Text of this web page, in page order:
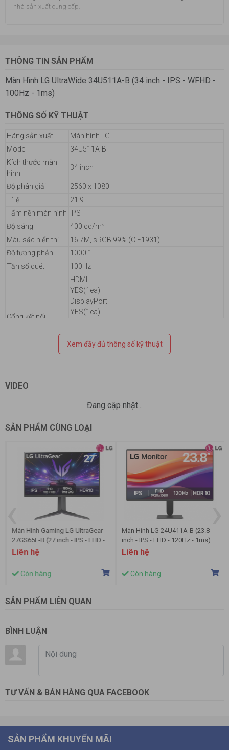
nhà sản xuất cung cấp.
THÔNG TIN SẢN PHẨM
Màn Hình LG UltraWide 34U511A-B (34 inch - IPS - WFHD -
100Hz - 1ms)
THÔNG SỐ KỸ THUẬT
Hãng sản xuất
Màn hình LG
Model
34U511A-B
Kích thước màn
hình
34 inch
Độ phân giải
2560 x 1080
Tỉ lệ
21:9
Tấm nền màn hình
IPS
Độ sáng
400 cd/m²
Màu sắc hiển thị
16.7M, sRGB 99% (CIE1931)
Độ tương phản
1000:1
Tần số quét
100Hz
Cổng kết nối
HDMI
YES(1ea)
DisplayPort
YES(1ea)
1.4
Headphone out
3-pole (Sound Only)
Góc nhìn
Tính năng
YES
Dynamic Action Sync
YES
Black Stabilizer
YES
YES
YES
DisplayHDR™ 400
YES
Power Consumption (Sleep Mode)
Power Consumption (DC Off)
Less than 0.3W
AC Input
Xem đầy đủ thông số kỹ thuật
VIDEO
Đang cập nhật...
SẢN PHẨM CÙNG LOẠI
Màn Hình Gaming LG UltraGear
27GS65F-B (27 inch - IPS - FHD -
180Hz - 1ms)
Liên hệ
Còn hàng
Màn Hình LG 24U411A-B (23.8
inch - IPS - FHD - 120Hz - 1ms)
Liên hệ
Còn hàng
›
SẢN PHẨM LIÊN QUAN
BÌNH LUẬN
TƯ VẤN & BÁN HÀNG QUA FACEBOOK
SẢN PHẨM KHUYẾN MÃI